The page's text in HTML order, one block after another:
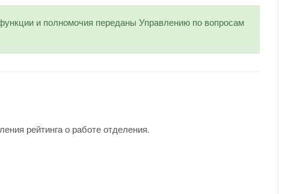
и полномочия переданы Управлению по вопросам
рейтинга о работе отделения.